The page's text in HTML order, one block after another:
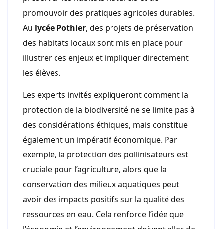
promouvoir des pratiques agricoles durables.
Au lycée Pothier, des projets de préservation
des habitats locaux sont mis en place pour
illustrer ces enjeux et impliquer directement
les élèves.
Les experts invités expliqueront comment la
protection de la biodiversité ne se limite pas à
des considérations éthiques, mais constitue
également un impératif économique. Par
exemple, la protection des pollinisateurs est
cruciale pour l’agriculture, alors que la
conservation des milieux aquatiques peut
avoir des impacts positifs sur la qualité des
ressources en eau. Cela renforce l’idée que